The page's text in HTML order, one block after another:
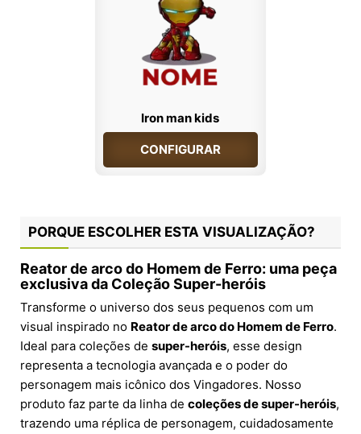
Iron man kids
CONFIGURAR
PORQUE ESCOLHER ESTA VISUALIZAÇÃO?
Reator de arco do Homem de Ferro: uma peça
exclusiva da Coleção Super-heróis
Transforme o universo dos seus pequenos com um
visual inspirado no Reator de arco do Homem de Ferro.
Ideal para coleções de super-heróis, esse design
representa a tecnologia avançada e o poder do
personagem mais icônico dos Vingadores. Nosso
produto faz parte da linha de coleções de super-heróis,
trazendo uma réplica de personagem, cuidadosamente